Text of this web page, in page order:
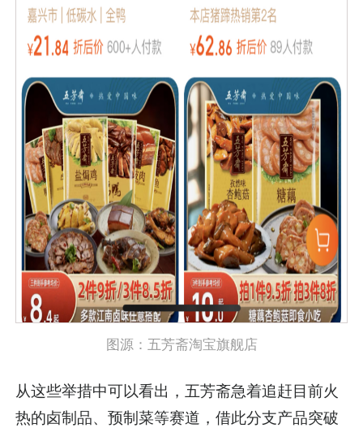
图源：五芳斋淘宝旗舰店
从这些举措中可以看出，五芳斋急着追赶目前火
热的卤制品、预制菜等赛道，借此分支产品突破